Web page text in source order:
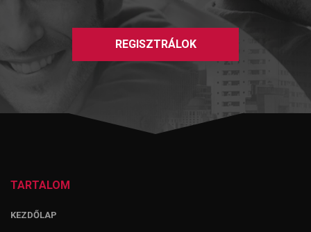
REGISZTRÁLOK
TARTALOM
KEZDŐLAP